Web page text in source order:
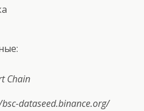
Chain
dataseed.binance.org/